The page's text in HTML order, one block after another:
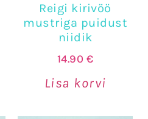
Reigi kirivöö
mustriga puidust
niidik
14.90 €
Lisa korvi